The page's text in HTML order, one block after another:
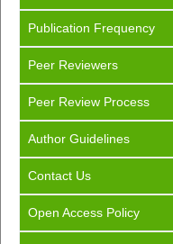
Publication Frequency
Peer Reviewers
Peer Review Process
Author Guidelines
Contact Us
Open Access Policy